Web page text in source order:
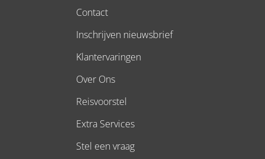
Contact
Inschrijven nieuwsbrief
Klantervaringen
Over Ons
Reisvoorstel
Extra Services
Stel een vraag